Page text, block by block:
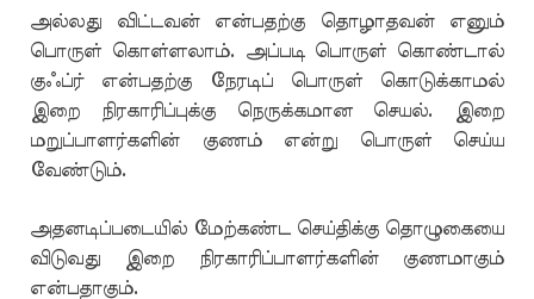
அல்லது விட்டவன் என்பதற்கு தொழாதவன் எனும்
பொருள் கொள்ளலாம். அப்படி பொருள் கொண்டால்
குஃப்ர் என்பதற்கு நேரடிப் பொருள் கொடுக்காமல்
இறை நிரகாரிப்புக்கு நெருக்கமான செயல். இறை
மறுப்பாளர்களின் குணம் என்று பொருள் செய்ய
வேண்டும்.
அதனடிப்படையில் மேற்கண்ட செய்திக்கு தொழுகையை
விடுவது இறை நிரகாரிப்பாளர்களின் குணமாகும்
என்பதாகும்.